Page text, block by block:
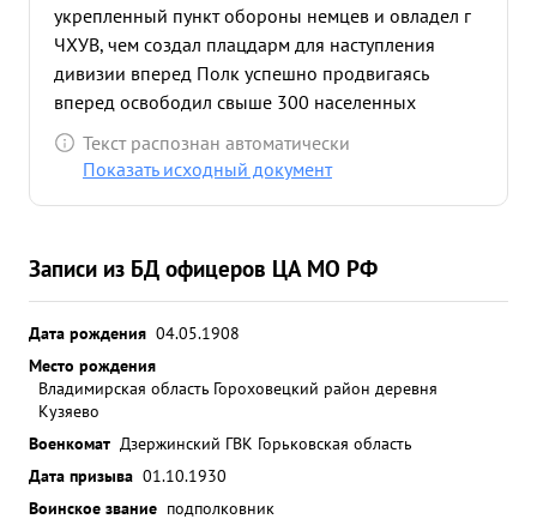
укрепленный пункт обороны немцев и овладел г
ЧХУВ, чем создал плацдарм для наступления
дивизии вперед Полк успешно продвигаясь
вперед освободил свыше 300 населенных
пунктов в том числе города: БЕЧ, ВИСНИЧ-НОВЫ
БОХНЯ ВЕЛИЧКА и Ж-Д/ ВЕЛИЧКА/ станцию
умело руководит боями Рискуя своей жизнью
руководил переправой полка через реку ДУНАЕЦ,
несмотря на сильный огонь артиллерии
минометов пулеметов и автоматов противника
227 стрелковый Львовский полк за период
январьскофевральского наступления дивизии
/1945г/ показал исключительную преданность
Родине и мужество в боях с врагами, за что
указом равительства награжден орденом
Текст распознан автоматически
Показать исходный документ
Записи из БД офицеров ЦА МО РФ
Дата рождения 04.05.1908
Место рождения
Владимирская область Гороховецкий район деревня
Кузяево
Военкомат Дзержинский ГВК Горьковская область
Дата призыва 01.10.1930
Воинское звание подполковник